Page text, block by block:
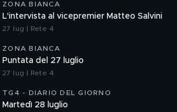
ZONA BIANCA
L'intervista al vicepremier Matteo Salvini
27 lug | Rete 4
ZONA BIANCA
Puntata del 27 luglio
27 lug | Rete 4
TG4 - DIARIO DEL GIORNO
Martedì 28 luglio